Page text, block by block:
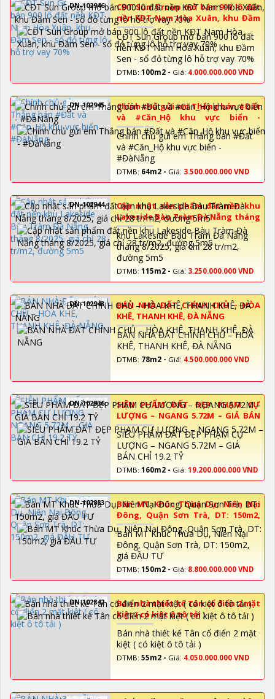
DN-102946
CĐT Sun Group mở bán 900 lô đất
nền KĐT Nam Hòa Xuân, khu Đầm
Sen - sổ đỏ từng lô hỗ trợ vay 70%
CĐT Sun Group mở bán 900 lô đất
nền KĐT Nam Hòa Xuân, khu Đầm
Sen - sổ đỏ từng lô hỗ trợ vay 70%
DTMB: 100m2 - Giá: 4.000.000.000 VND
DN-102945
Chính chủ gửi em Thắng bán #Đất
và #Căn_Hộ khu vực biển -
#ĐàNẵng
Chính chủ gửi em Thắng bán #Đất
và #Căn_Hộ khu vực biển -
#ĐàNẵng
DTMB: 64m2 - Giá: 3.500.000.000 VND
DN-102944
Cập nhật sản phẩm đất nền khu
Lakeside Bàu Tràm Đà Nẵng tháng
8/2025, giá chỉ 28 tr/m2, đường 5m5
khu Lakeside Bàu Tràm Đà Nẵng
tháng 8/2025, giá chỉ 28 tr/m2,
đường 5m5
DTMB: 115m2 - Giá: 3.250.000.000 VND
DN-102943
BÁN NHÀ ĐẤT CHÍNH CHỦ – HÒA
KHÊ, THANH KHÊ, ĐÀ NẴNG
BÁN NHÀ ĐẤT CHÍNH CHỦ – HÒA
KHÊ, THANH KHÊ, ĐÀ NẴNG
DTMB: 78m2 - Giá: 4.500.000.000 VND
DN-102936
SIÊU PHẨM ĐẤT ĐẸP PHẠM CỰ
LƯỢNG – NGANG 5.72M – GIÁ BÁN
CHỈ 19.2 TỶ
SIÊU PHẨM ĐẤT ĐẸP PHẠM CỰ
LƯỢNG – NGANG 5.72M – GIÁ
BÁN CHỈ 19.2 TỶ
DTMB: 160m2 - Giá: 19.200.000.000 VND
DN-102883
Bán MT Khúc Thừa Dụ, Niên Nại
Đông, Quận Sơn Trà, DT: 150m2,
giá ĐẦU TƯ
Bán MT Khúc Thừa Dụ, Niên Nại
Đông, Quận Sơn Trà, DT: 150m2,
giá ĐẦU TƯ
DTMB: 150m2 - Giá: 8.800.000.000 VND
DN-102842
Bán nhà thiết kế Tân cổ điển 2 mặt
kiệt ( có kiệt ô tô tải )
Bán nhà thiết kế Tân cổ điển 2 mặt
kiệt ( có kiệt ô tô tải )
DTMB: 55m2 - Giá: 4.050.000.000 VND